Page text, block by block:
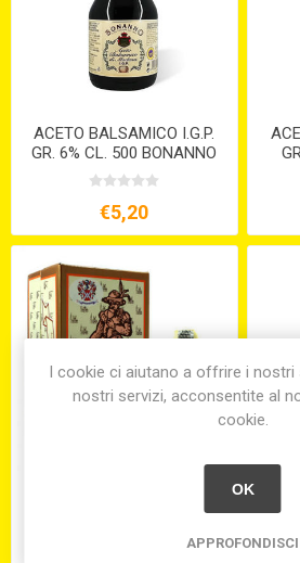
ACETO BALSAMICO I.G.P.
GR. 6% CL. 500 BONANNO
€5,20
DI MODENA DOP ML.100 12
I cookie ci aiutano a offrire i nostri
nostri servizi, acconsentite al
cookie.
OK
APPROFONDISCI